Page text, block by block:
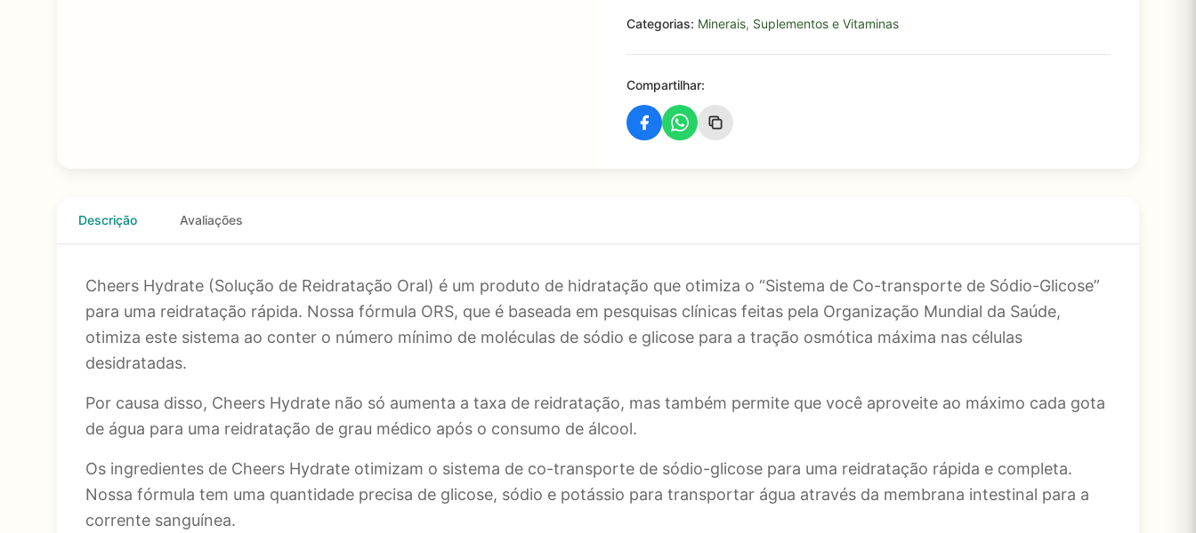
Categorias: Minerais, Suplementos e Vitaminas
Compartilhar:
Descrição Avaliações
Cheers Hydrate (Solução de Reidratação Oral) é um produto de hidratação que otimiza o “Sistema de Co-transporte de Sódio-Glicose”
para uma reidratação rápida. Nossa fórmula ORS, que é baseada em pesquisas clínicas feitas pela Organização Mundial da Saúde,
otimiza este sistema ao conter o número mínimo de moléculas de sódio e glicose para a tração osmótica máxima nas células
desidratadas.
Por causa disso, Cheers Hydrate não só aumenta a taxa de reidratação, mas também permite que você aproveite ao máximo cada gota
de água para uma reidratação de grau médico após o consumo de álcool.
Os ingredientes de Cheers Hydrate otimizam o sistema de co-transporte de sódio-glicose para uma reidratação rápida e completa.
Nossa fórmula tem uma quantidade precisa de glicose, sódio e potássio para transportar água através da membrana intestinal para a
corrente sanguínea.